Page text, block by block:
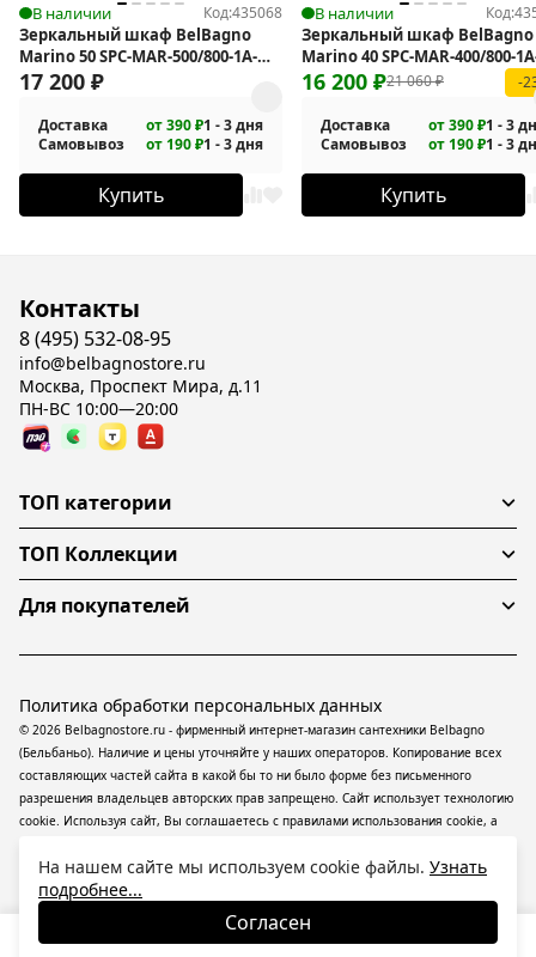
17 200₽ В корзину
В наличии Код:435068
Зеркальный шкаф BelBagno
Marino 50 SPC-MAR-500/800-1A-
LED-TCH с подсветкой
17 200 ₽
Доставка от 390 ₽1 - 3 дня
Самовывоз
от 190 ₽1 - 3 дня
Купить
В наличии Код:
Зеркальный шкаф BelBagno
Marino 40 SPC-MAR-400/800-
LED-TCH с подсветкой
21 060₽
16 200 ₽ -
Доставка от 390 ₽1 - 3
Самовывоз
от 190 ₽1 - 3
Купить
Контакты
8 (495) 532-08-95
info@belbagnostore.ru
Москва, Проспект Мира, д.11
ПН-ВС 10:00—20:00
ТОП категории
ТОП Коллекции
Для покупателей
© 2026 Belbagnostore.ru - фирменный интернет-магазин сантехники Belbagno
(Бельбаньо). Наличие и цены уточняйте у наших операторов. Копирование всех
составляющих частей сайта в какой бы то ни было форме без письменного
разрешения владельцев авторских прав запрещено. Сайт использует технологию
cookie. Используя сайт, Вы соглашаетесь с правилами использования cookie, а
ресурсе применяютсярекомендательные технологии(информационные
технологии предоставления информации на основе сбора, систематизации и
анализа сведений, относящихся к предпочтениям пользователей сети
«Интернет», находящихся на территории Российской Федерации).
Политика обработки персональных данных
На нашем сайте мы используем cookie файлы. Узнать
подробнее...
Согласен